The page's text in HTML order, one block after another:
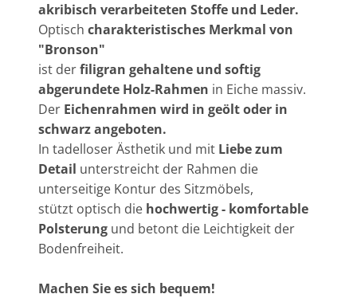
akribisch verarbeiteten Stoffe und Leder.
Optisch charakteristisches Merkmal von
"Bronson"
ist derfiligran gehaltene und softig
abgerundete Holz-Rahmen in Eiche massiv.
Der Eichenrahmen wird in geölt oder in
schwarz angeboten.
In tadelloser Ästhetik und mit Liebe zum
Detail unterstreicht der Rahmen die
unterseitige Kontur des Sitzmöbels,
stützt optisch die hochwertig - komfortable
Polsterung und betont die Leichtigkeit der
Bodenfreiheit.
Machen Sie es sich bequem!